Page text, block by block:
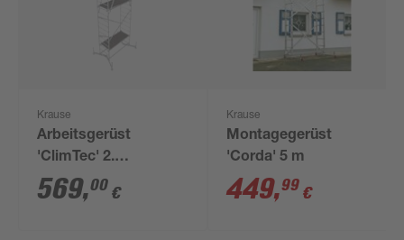
Krause
Arbeitsgerüst
'ClimTec' 2.
Aufstockung 215 cm
569,00 €
Krause
Montagegerüst
'Corda' 5 m
449,99 €